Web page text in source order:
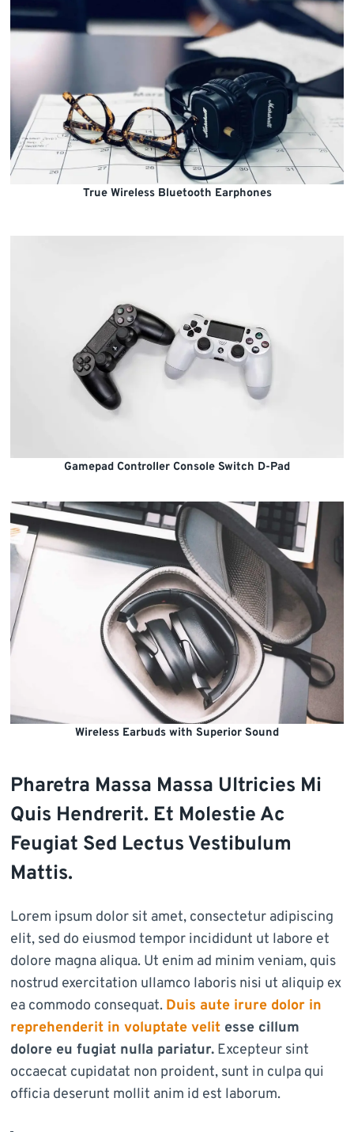
True Wireless Bluetooth Earphones
Gamepad Controller Console Switch D-Pad
Wireless Earbuds with Superior Sound
Pharetra Massa Massa Ultricies Mi
Quis Hendrerit. Et Molestie Ac
Feugiat Sed Lectus Vestibulum
Mattis.
Lorem ipsum dolor sit amet, consectetur adipiscing
elit, sed do eiusmod tempor incididunt ut labore et
dolore magna aliqua. Ut enim ad minim veniam, quis
nostrud exercitation ullamco laboris nisi ut aliquip ex
ea commodo consequat. Duis aute irure dolor in
reprehenderit in voluptate velitesse cillum
dolore eu fugiat nulla pariatur.Excepteur sint
occaecat cupidatat non proident, sunt in culpa qui
officia deserunt mollit anim id est laborum.